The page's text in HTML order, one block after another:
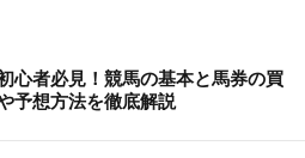
心者必見！競馬の基本と馬券の買
予想方法を徹底解説